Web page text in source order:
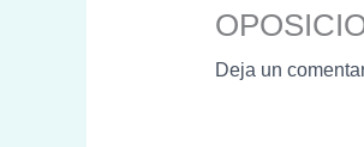
Deja un